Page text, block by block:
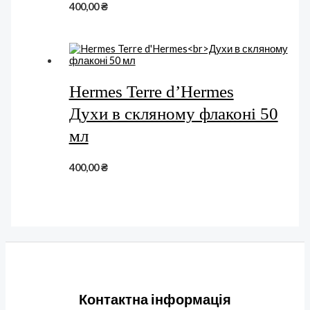
400,00₴
Hermes Terre d’Hermes
Духи в скляному флаконі 50
мл
400,00₴
Контактна інформація